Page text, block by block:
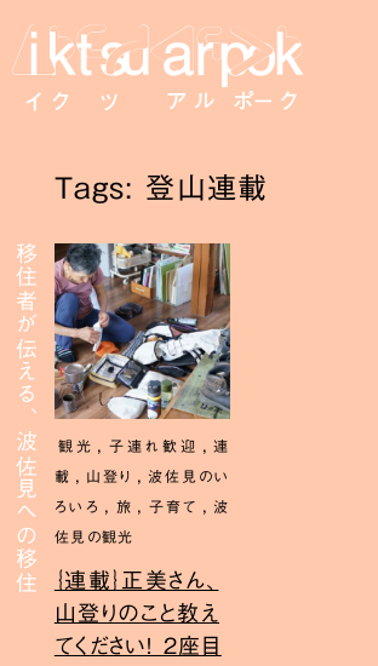
移住者が伝える、波佐見への移住
Tags: 登山連載
観光 , 子連れ歓迎 , 連
載 , 山登り , 波佐見のい
ろいろ , 旅 , 子育て , 波
佐見の観光
｛連載｝正美さん、
山登りのこと教え
てください！ 2座目